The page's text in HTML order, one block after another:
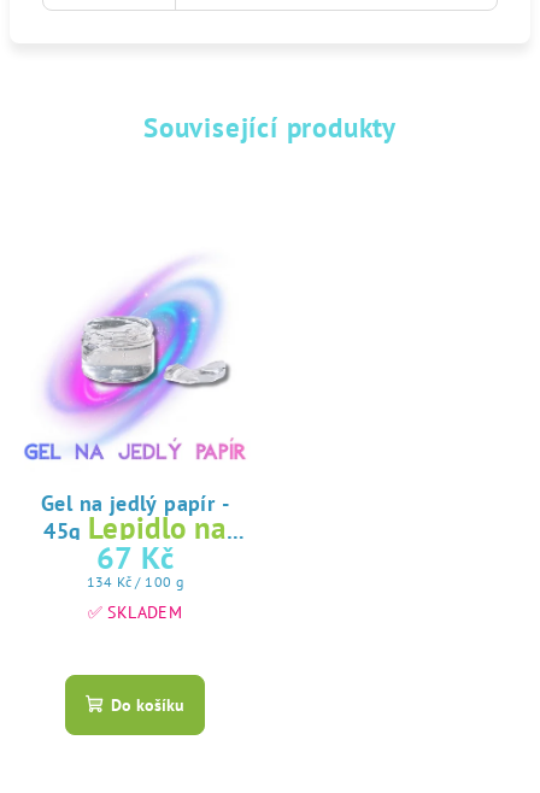
Související produkty
Gel na jedlý papír -
45g Lepidlo na
jedlý papír
67 Kč
Měrná
cena:
134 Kč / 100 g
✅ SKLADEM
hodnocení
produktu
Do košíku